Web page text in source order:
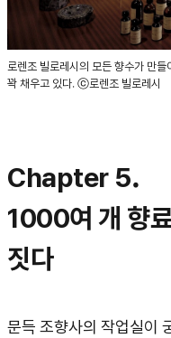
로렌조 빌로레시의 모든 향수가 만
꽉 채우고 있다. ⓒ로렌조 빌로레시
Chapter 5.
1000여 개 향
짓다
문득 조향사의 작업실이